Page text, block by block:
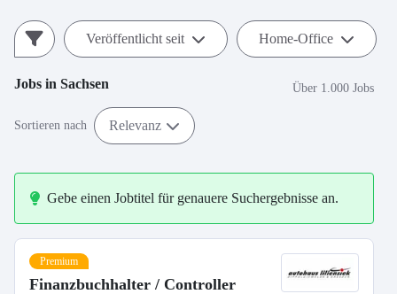
Veröffentlicht seit Home-Office
Jobs in Sachsen Über 1.000 Jobs
Sortieren nach Relevanz
Gebe einen Jobtitel für genauere Suchergebnisse an.
Premium
Finanzbuchhalter / Controller